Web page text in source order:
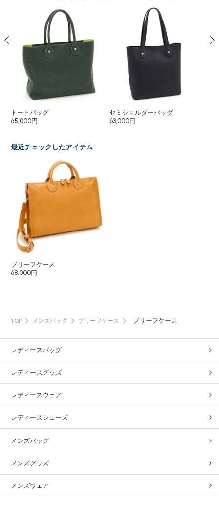
トートバッグ
65,000円
セミショルダーバッグ
63,000円
最近チェックしたアイテム
ブリーフケース
68,000円
TOP メンズバッグ ブリーフケース ブリーフケース
レディースバッグ
レディースグッズ
レディースウェア
レディースシューズ
メンズバッグ
メンズグッズ
メンズウェア